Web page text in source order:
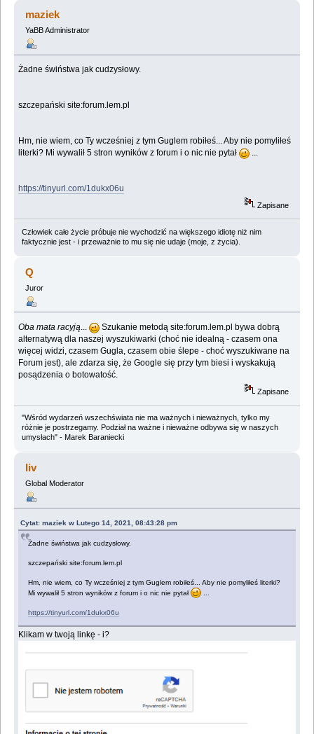
maziek
YaBB Administrator
Żadne świństwa jak cudzysłowy.
szczepański site:forum.lem.pl
Hm, nie wiem, co Ty wcześniej z tym Guglem robiłeś... Aby nie pomyliłeś
literki? Mi wywalił 5 stron wyników z forum i o nic nie pytał
...
https://tinyurl.com/1dukx06u
Zapisane
Człowiek całe życie próbuje nie wychodzić na większego idiotę niż nim
faktycznie jest - i przeważnie to mu się nie udaje (moje, z życia).
Q
Juror
Oba mata racyją ...
Szukanie metodą site:forum.lem.pl bywa dobrą
alternatywą dla naszej wyszukiwarki (choć nie idealną - czasem ona
więcej widzi, czasem Gugla, czasem obie ślepe - choć wyszukiwane na
Forum jest), ale zdarza się, że Google się przy tym biesi i wyskakują
posądzenia o botowatość.
Zapisane
"Wśród wydarzeń wszechświata nie ma ważnych i nieważnych, tylko my
różnie je postrzegamy. Podział na ważne i nieważne odbywa się w naszych
umysłach" - Marek Baraniecki
liv
Global Moderator
Cytat: maziek w Lutego 14, 2021, 08:43:28 pm
Żadne świństwa jak cudzysłowy.
szczepański site:forum.lem.pl
Hm, nie wiem, co Ty wcześniej z tym Guglem robiłeś... Aby nie pomyliłeś literki?
Mi wywalił 5 stron wyników z forum i o nic nie pytał
...
https://tinyurl.com/1dukx06u
Klikam w twoją linkę - i?